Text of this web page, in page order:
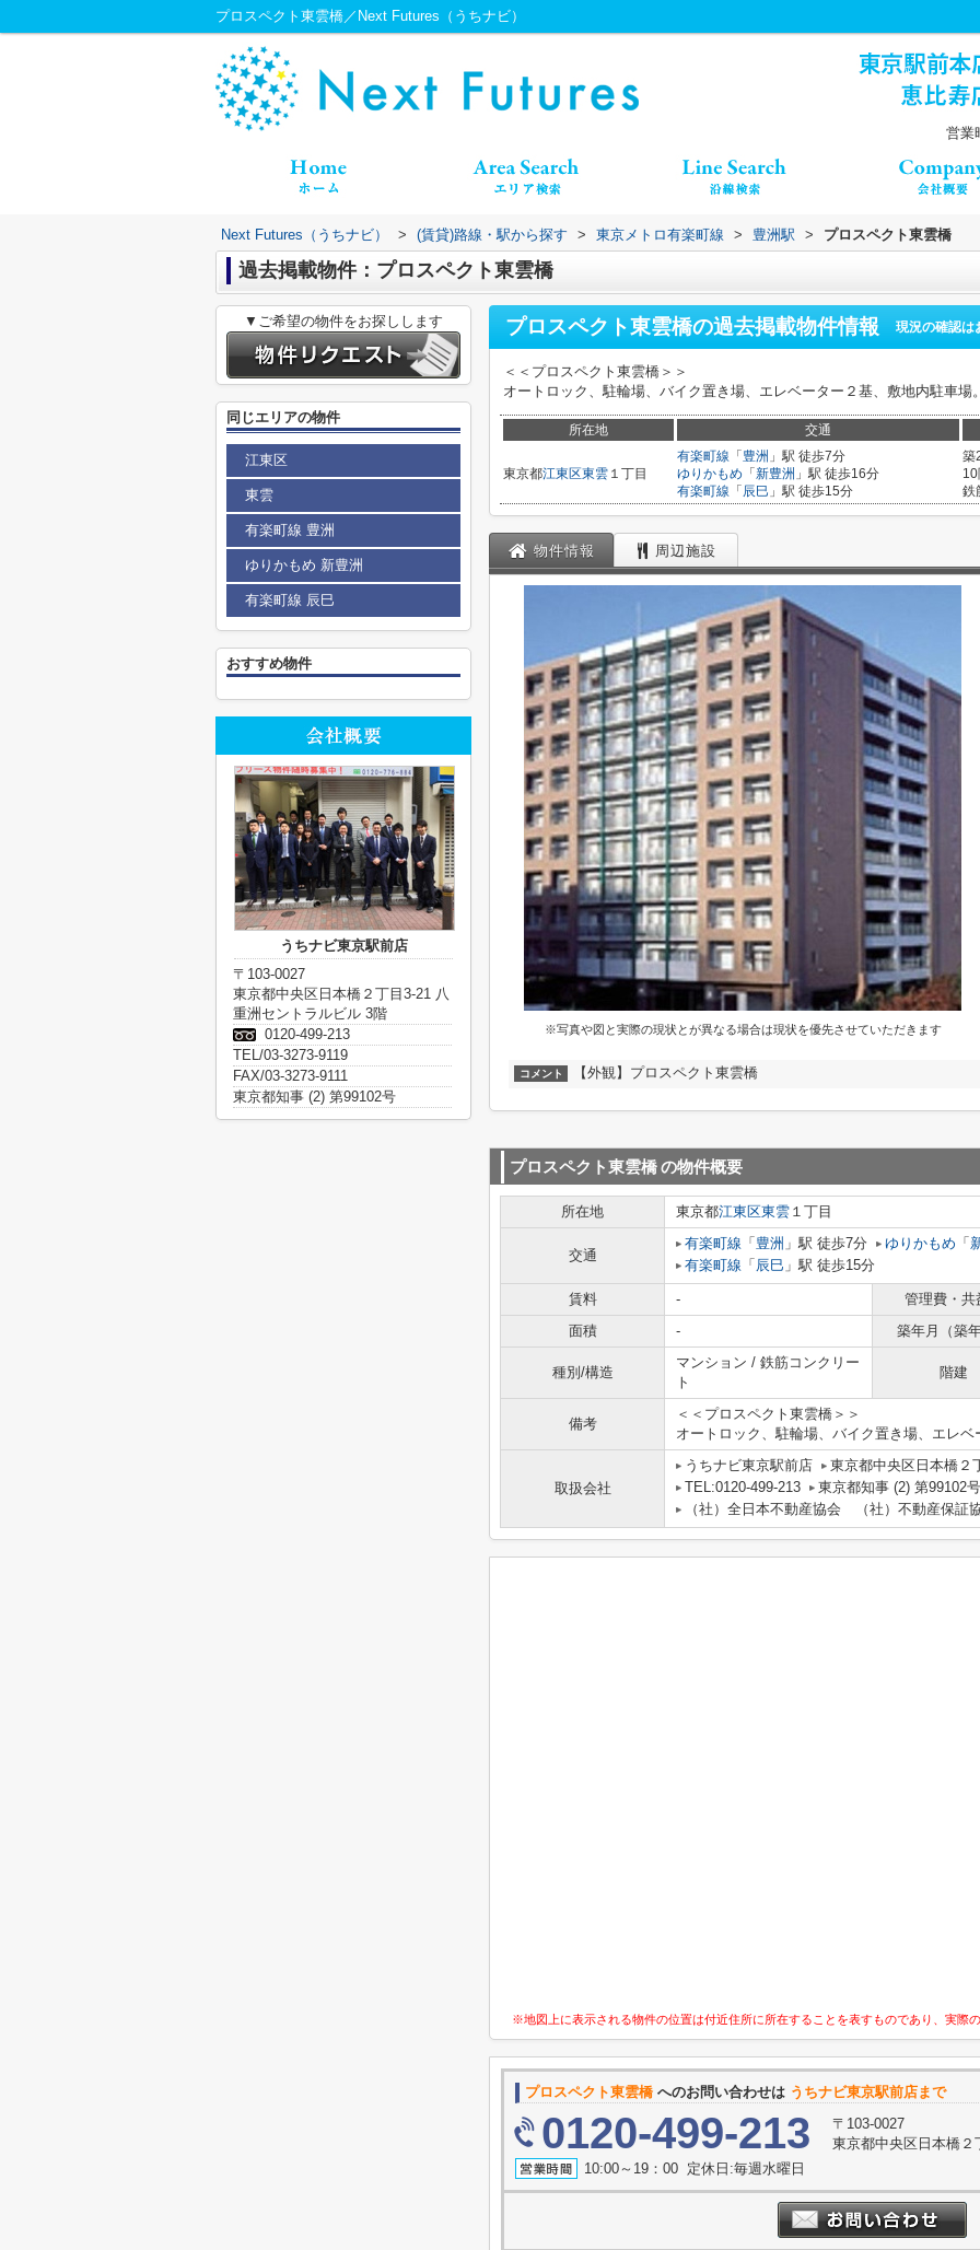
プロスペクト東雲橋／Next Futures（うちナビ）
営業
Next Futures（うちナビ） > (賃貸)路線・駅から探す > 東京メトロ有楽町線 > 豊洲駅 > プロスペクト東雲橋
過去掲載物件：プロスペクト東雲橋
プロスペクト東雲橋の過去掲載物件情報 現況の確認は
＜＜プロスペクト東雲橋＞＞
オートロック、駐輪場、バイク置き場、エレベーター２基、敷地内駐車場
所在地 交通
東京都江東区東雲 １丁目
有楽町線 「 豊洲 」駅 徒歩7分
ゆりかもめ 「 新豊洲 」駅 徒歩16分
有楽町線 「 辰巳 」駅 徒歩15分
築
鉄
物件情報 周辺施設
※写真や図と実際の現状とが異なる場合は現状を優先させていただきます
コメント 【外観】プロスペクト東雲橋
プロスペクト東雲橋の物件概要
所在地 東京都江東区東雲 １丁目
交通
有楽町線 「 豊洲 」駅 徒歩7分 ゆりかもめ 「
有楽町線 「 辰巳 」駅 徒歩15分
賃料 -
管理費・共
面積
- 築年月（築
種別/構造
マンション / 鉄筋コンクリー
ト
階建
備考
＜＜プロスペクト東雲橋＞＞
オートロック、駐輪場、バイク置き場、エレ
取扱会社
うちナビ東京駅前店
東京都中央区日本橋２
TEL:0120-499-213
東京都知事 (2) 第99102号
（社）全日本不動産協会 （社）不動産保証
※地図上に表示される物件の位置は付近住所に所在することを表すものであり、実際
プロスペクト東雲橋 へのお問い合わせは うちナビ東京駅前店まで
0120-499-213
〒103-0027
東京都中央区日本橋
10:00～19：00 定休日:毎週水曜日
▼ご希望の物件をお探しします
同じエリアの物件
江東区
東雲
有楽町線 豊洲
ゆりかもめ 新豊洲
有楽町線 辰巳
おすすめ物件
うちナビ東京駅前店
〒103-0027
東京都中央区日本橋２丁目3-21 八
重洲セントラルビル 3階
0120-499-213
TEL/03-3273-9119
FAX/03-3273-9111
東京都知事 (2) 第99102号